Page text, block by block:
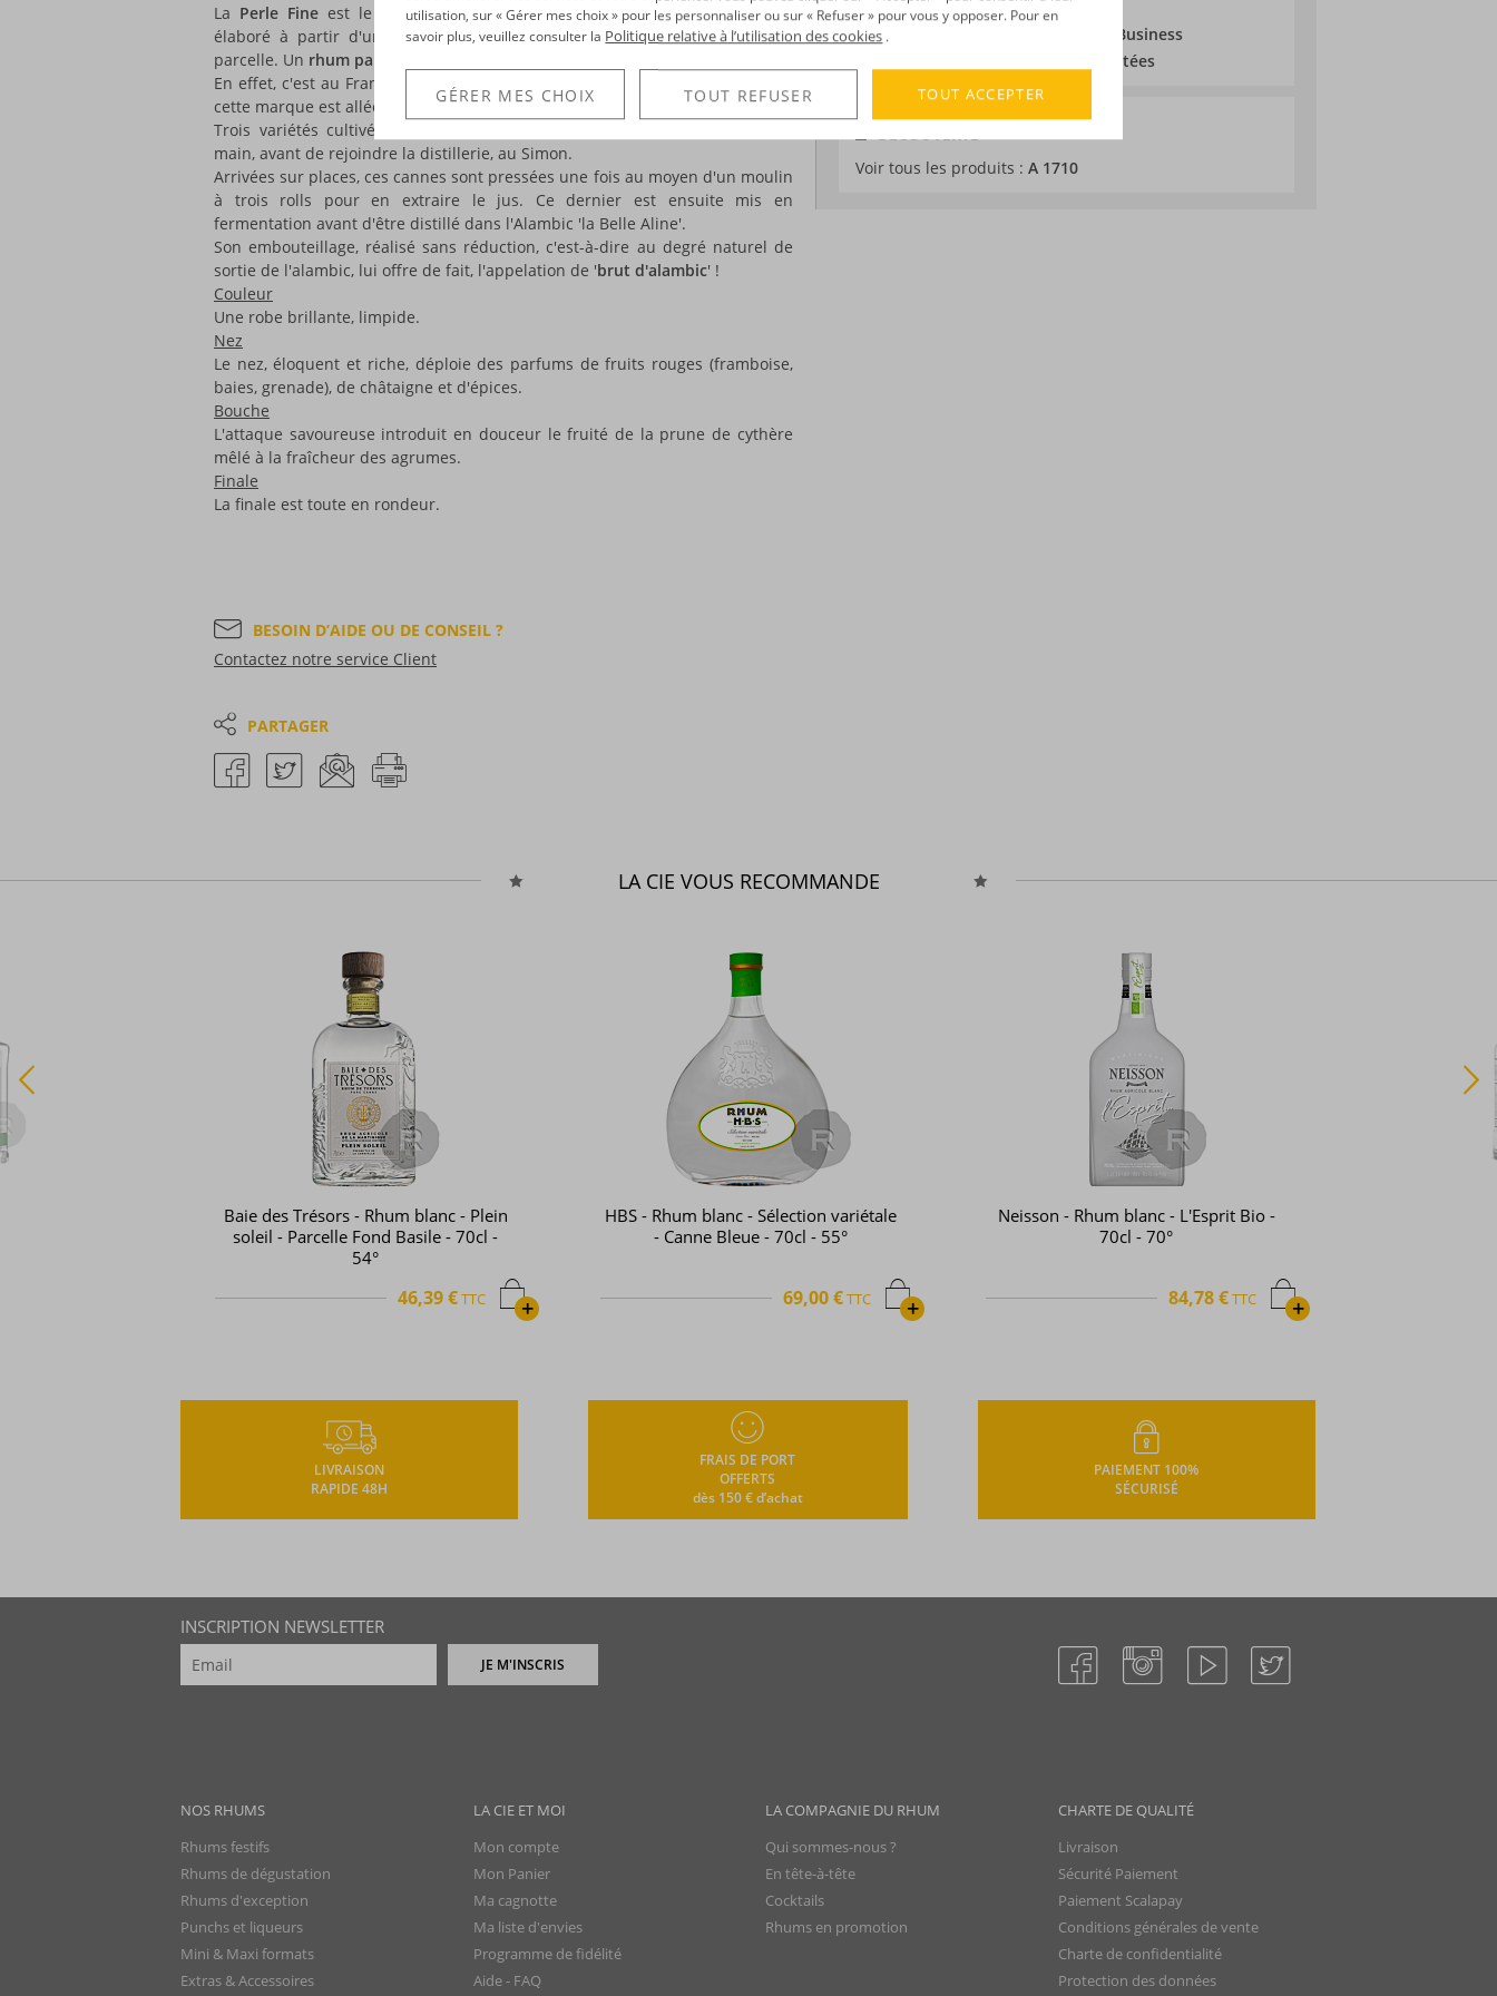
Degré :67.5°
Médailles :
Master 2024 au Spirits Business
limitée, bouteilles numérotées
DÉCOUVERTE
Voir tous les produits : A 1710
La Perle Fine est le dernier rhum blanc agricole de la distillerie A1710,
élaboré à partir d'une sélection de cannes issues d'une seule et même
parcelle. Un rhum parcellaire
En effet, c'est au François, sur la parcelle de
cette marque est allée sélectionner Canne Bleue, Kariba et Doucelette.
Trois variétés cultivées avec passion par ce planteur, puis récoltées à la
main, avant de rejoindre la distillerie, au Simon.
Arrivées sur places, ces cannes sont pressées une fois au moyen d'un moulin
à trois rolls pour en extraire le jus. Ce dernier est ensuite mis en
fermentation avant d'être distillé dans l'Alambic 'la Belle Aline'.
Son embouteillage, réalisé sans réduction, c'est-à-dire au degré naturel de
sortie de l'alambic, lui offre de fait, l'appelation de 'brut d'alambic' !
Couleur
Une robe brillante, limpide.
Nez
Le nez, éloquent et riche, déploie des parfums de fruits rouges (framboise,
baies, grenade), de châtaigne et d'épices.
Bouche
L'attaque savoureuse introduit en douceur le fruité de la prune de cythère
mêlé à la fraîcheur des agrumes.
Finale
La finale est toute en rondeur.
BESOIN D’AIDE OU DE CONSEIL ?
Contactez notre service Client
PARTAGER
LA CIE VOUS RECOMMANDE
HBS - Rhum blanc - Sélection variétale
- Canne Bleue - 70cl - 55°
+
69,00 €TTC
Neisson - Rhum blanc - L'Esprit Bio -
70cl - 70°
+
84,78 €TTC
Dillon - Rhum blanc - Brut de Colonne
- 70cl - 71,3°
+
38,08 €TTC
LIVRAISON
RAPIDE 48H
FRAIS DE PORT
OFFERTS
dès 150 € d’achat
PAIEMENT 100%
SÉCURISÉ
INSCRIPTION NEWSLETTER
JE M'INSCRIS
NOS RHUMS
Rhums festifs
Rhums de dégustation
Rhums d'exception
Punchs et liqueurs
Mini & Maxi formats
Extras & Accessoires
LA COMPAGNIE DU RHUM
Qui sommes-nous ?
En tête-à-tête
Cocktails
Rhums en promotion
LA CIE ET MOI
Mon compte
Mon Panier
Ma cagnotte
Ma liste d'envies
Programme de fidélité
Aide - FAQ
CHARTE DE QUALITÉ
Livraison
Sécurité Paiement
Paiement Scalapay
Conditions générales de vente
Charte de confidentialité
Protection des données
utilisation, sur « Gérer mes choix » pour les personnaliser ou sur « Refuser » pour vous y opposer. Pour en
savoir plus, veuillez consulter la Politique relative à l’utilisation des cookies .
GÉRER MES CHOIX TOUT REFUSER TOUT ACCEPTER